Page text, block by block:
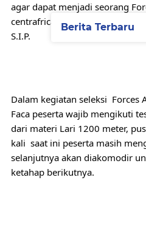
agar dapat menjadi seorang
centrafricaines," ujar
S.I.P.
Dalam kegiatan seleksi  Forces
Faca peserta wajib mengikuti
dari materi Lari 1200 meter,
kali  saat ini peserta masih
selanjutnya akan diakomodir
ketahap berikutnya.
Berita Terbaru